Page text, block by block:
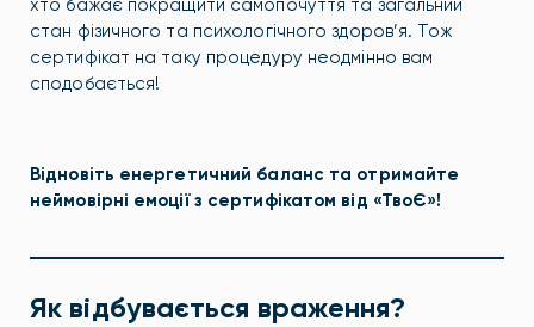
хто бажає покращити самопочуття та загальний
стан фізичного та психологічного здоров’я. Тож
сертифікат на таку процедуру неодмінно вам
сподобається!
Відновіть енергетичний баланс та отримайте
неймовірні емоції з сертифікатом від «ТвоЄ»!
Як відбувається враження?